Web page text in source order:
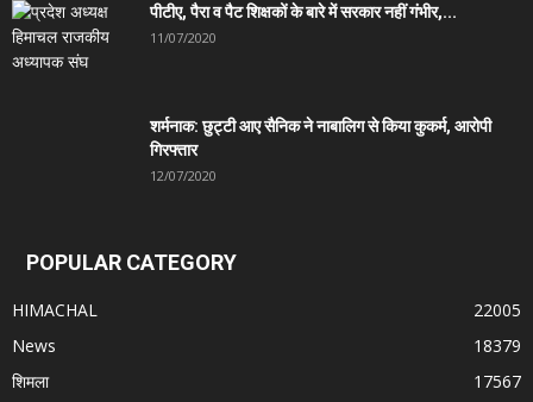
पीटीए, पैरा व पैट शिक्षकों के बारे में सरकार नहीं गंभीर,...
11/07/2020
शर्मनाक: छुट्टी आए सैनिक ने नाबालिग से किया कुकर्म, आरोपी
गिरफ्तार
12/07/2020
POPULAR CATEGORY
HIMACHAL
22005
News
18379
शिमला
17567